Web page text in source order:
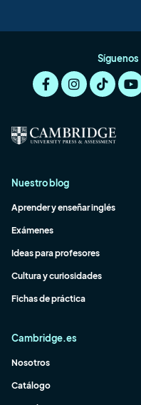
Síguenos
Nuestro blog
Aprender y enseñar inglés
Exámenes
Ideas para profesores
Cultura y curiosidades
Fichas de práctica
Cambridge.es
Nosotros
Catálogo